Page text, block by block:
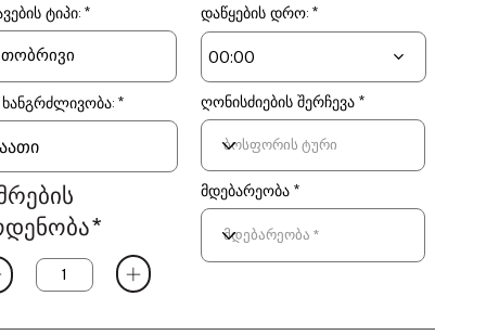
ტიპი: დაწყების დრო:
00:00
ღონისძიების შერჩევა
მდებარეობა *